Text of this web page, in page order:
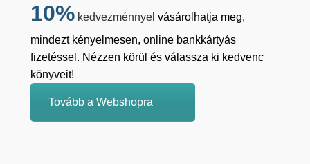
10% kedvezménnyel vásárolhatja meg,
mindezt kényelmesen, online bankkártyás
fizetéssel. Nézzen körül és válassza ki kedvenc
könyveit!
Tovább a Webshopra